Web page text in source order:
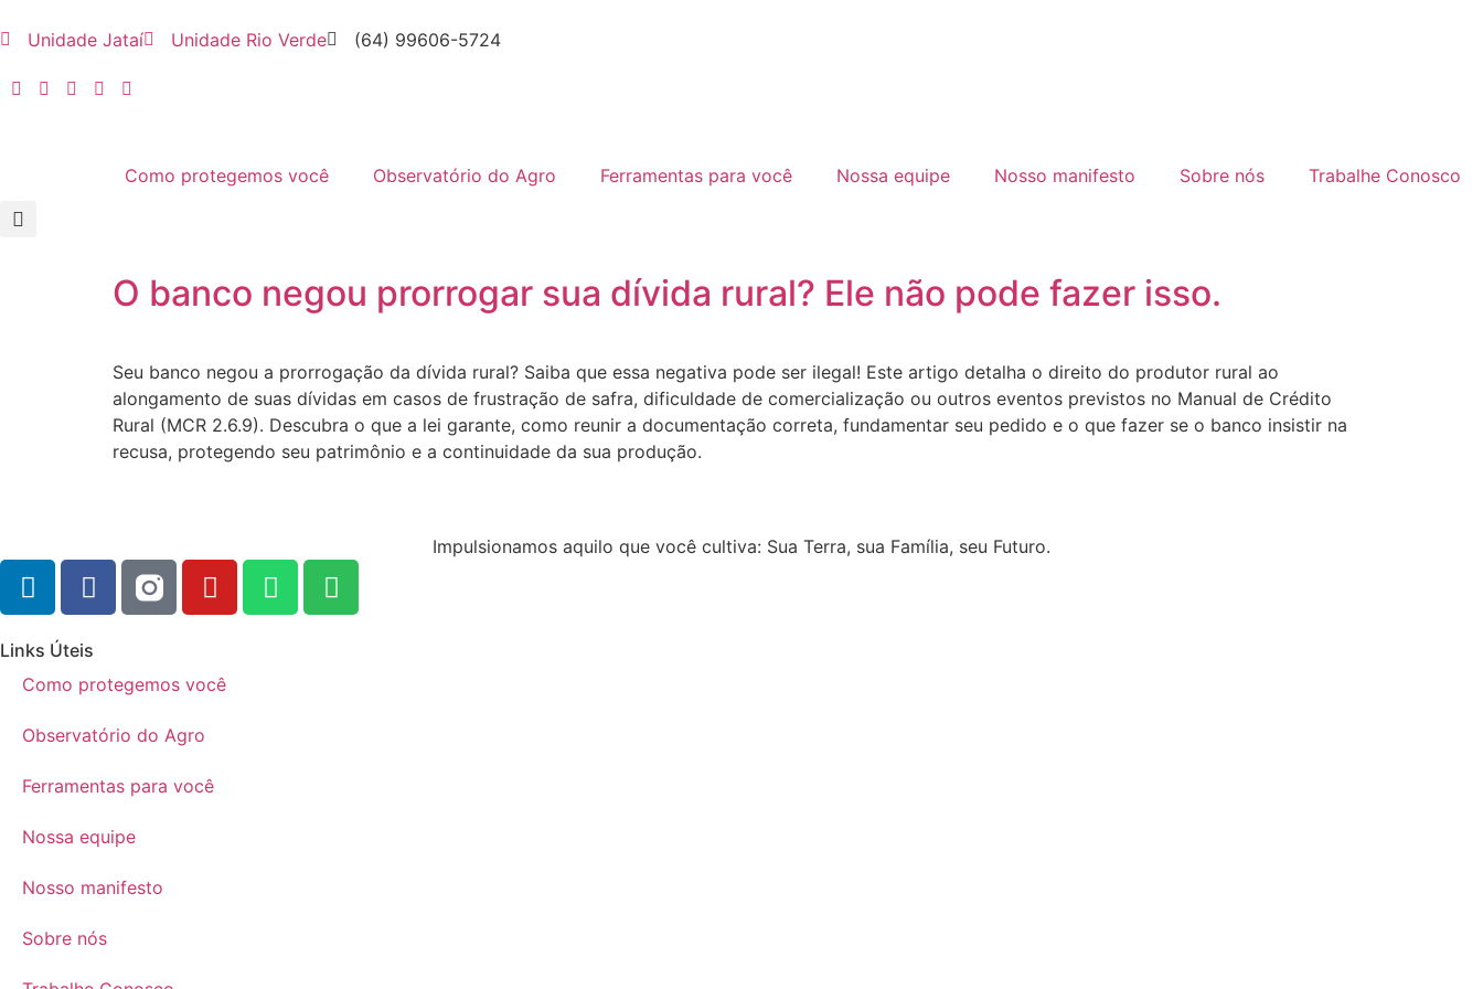
Unidade Jataí Unidade Rio Verde (64) 99606-5724
Como protegemos você Observatório do Agro Ferramentas para você Nossa equipe Nosso manifesto Sobre nós Trabalhe Conosco
O banco negou prorrogar sua dívida rural? Ele não pode fazer isso.
Seu banco negou a prorrogação da dívida rural? Saiba que essa negativa pode ser ilegal! Este artigo detalha o direito do produtor rural ao
alongamento de suas dívidas em casos de frustração de safra, dificuldade de comercialização ou outros eventos previstos no Manual de Crédito
Rural (MCR 2.6.9). Descubra o que a lei garante, como reunir a documentação correta, fundamentar seu pedido e o que fazer se o banco insistir na
recusa, protegendo seu patrimônio e a continuidade da sua produção.
Impulsionamos aquilo que você cultiva: Sua Terra, sua Família, seu Futuro.
Links Úteis
Como protegemos você
Observatório do Agro
Ferramentas para você
Nossa equipe
Nosso manifesto
Sobre nós